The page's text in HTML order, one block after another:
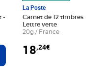
-
au panier
La Poste
Carnet de 12 timbres - Le
Lettre verte
20g / France
18,24€